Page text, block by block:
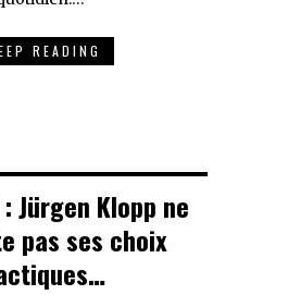
READING
Jürgen Klopp ne
pas ses choix